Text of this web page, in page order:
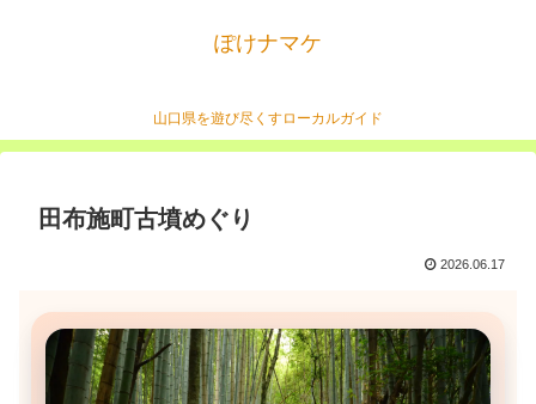
ぽけナマケ
山口県を遊び尽くすローカルガイド
田布施町古墳めぐり
2026.06.17